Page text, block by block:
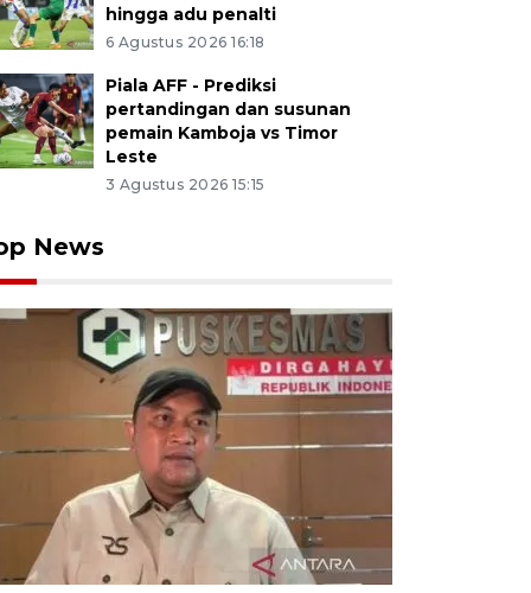
hingga adu penalti
6 Agustus 2026 16:18
Piala AFF - Prediksi
pertandingan dan susunan
pemain Kamboja vs Timor
Leste
3 Agustus 2026 15:15
News